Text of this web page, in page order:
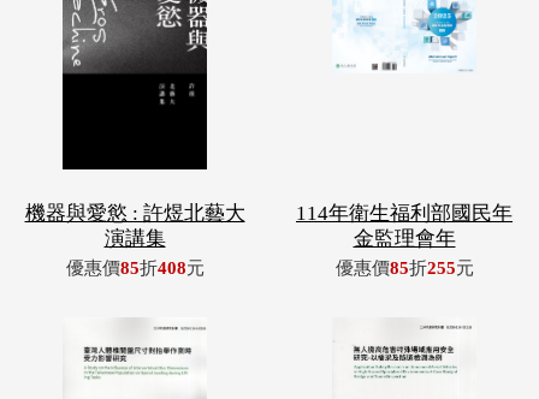
機器與愛慾 : 許煜北藝大
演講集
優惠價85折408元
114年衛生福利部國民年
金監理會年
優惠價85折255元